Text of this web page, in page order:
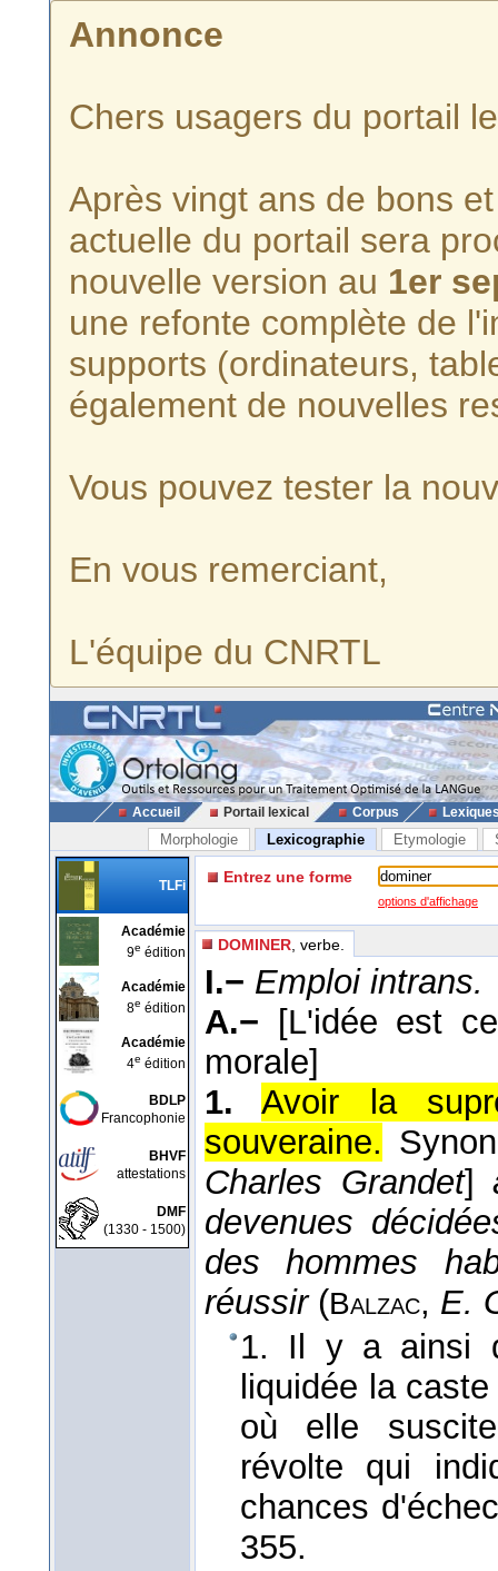
Annonce
Chers usagers du portail
Après vingt ans de bons
actuelle du portail sera
nouvelle version au 1er
une refonte complète de
supports (ordinateurs,
également de nouvelles
Vous pouvez tester la
En vous remerciant,
L'équipe du CNRTL
Accueil Portail lexical Corpus
Morphologie Lexicographie Etymologie
TLFi
Académie
9e édition
Académie
8e édition
Académie
4e édition
BDLP
Francophonie
BHVF
attestations
DMF
(1330 - 1500)
Entrez une forme
options d'affichage
DOMINER , verbe.
I.− Emploi intrans.
A.−
[L'idée est
morale]
1.
Avoir la
souveraine.
Charles Grandet]
devenues
des hommes
réussir(Balzac, E.
1. Il y a ainsi
liquidée la
où elle
révolte qui
chances
355.